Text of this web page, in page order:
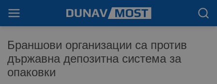
Браншови организации са против
държавна депозитна система за
опаковки